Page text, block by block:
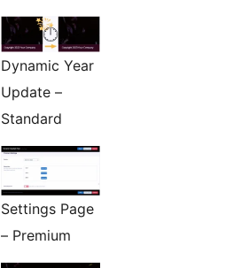
Dynamic Year
Update –
Standard
Settings Page
– Premium